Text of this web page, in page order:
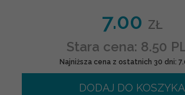
7.00 ZŁ
Stara cena: 8.50
Najniższa cena z ostatnich 30 dni:
DODAJ DO KOSZYKA